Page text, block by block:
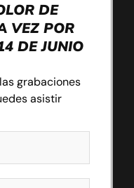
DE
VEZ POR
DE JUNIO
grabaciones
asistir